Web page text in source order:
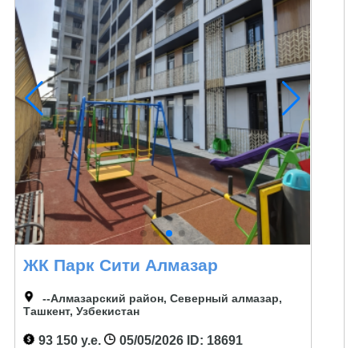
ЖК Парк Сити Алмазар
--Алмазарский район, Северный алмазар,
Ташкент, Узбекистан
93 150 у.е. 05/05/2026ID: 18691